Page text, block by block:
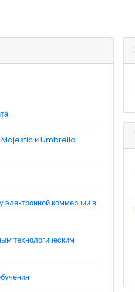
Majestic и Umbrella
электронной коммерции в
технологическим